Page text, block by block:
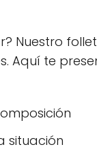
Nuestro
Aquí te
situación